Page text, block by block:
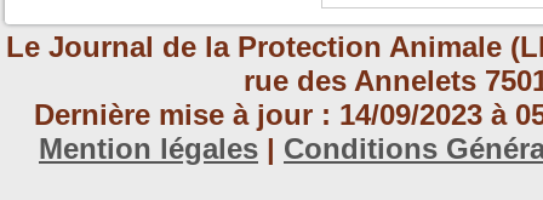
Le Journal de la Protection Animale
rue des Annelets
Dernière mise à jour : 14/09/2023 à
Mention légales | Conditions